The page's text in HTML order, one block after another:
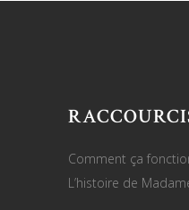
Comment ça
L’histoire de